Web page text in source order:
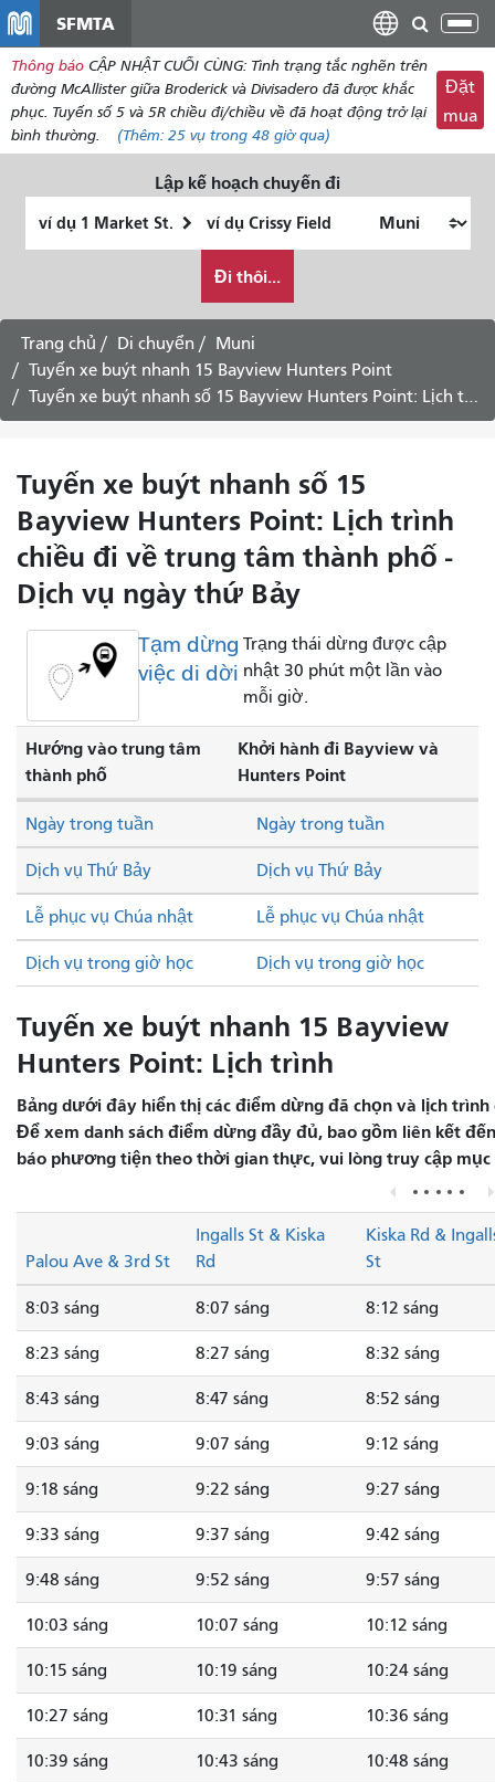
dung
SFMTA
Thông báo CẬP NHẬT CUỐI CÙNG: Tình trạng tắc nghẽn trên
đường McAllister giữa Broderick và Divisadero đã được khắc
phục. Tuyến số 5 và 5R chiều đi/chiều về đã hoạt động trở lại
bình thường.
(Thêm: 25 vụ trong 48 giờ qua)
Đặt
mua
Lập kế hoạch chuyến đi
thúc
muốn
đi
du
lịch
như
thế
Đi thôi...
Trang chủ Di chuyển
Muni
Tuyến xe buýt nhanh 15 Bayview Hunters Point
Tuyến xe buýt nhanh số 15 Bayview Hunters Point: Lịch trình chiều đi về trung tâm thành phố - Dịch vụ ngày thứ Bảy
Tuyến xe buýt nhanh số 15
Bayview Hunters Point: Lịch trình
chiều đi về trung tâm thành phố -
Dịch vụ ngày thứ Bảy
Tạm dừng
việc di dời
Trạng thái dừng được cập
nhật 30 phút một lần vào
mỗi giờ.
Hướng vào trung tâm
thành phố
Khởi hành đi Bayview và
Hunters Point
Dịch vụ Thứ Bảy Dịch vụ Thứ Bảy
Lễ phục vụ Chúa nhật Lễ phục vụ Chúa nhật
Ngày trong tuần Ngày trong tuần
Dịch vụ trong giờ học Dịch vụ trong giờ học
Tuyến xe buýt nhanh 15 Bayview
Hunters Point: Lịch trình
Bảng dưới đây hiển thị các điểm dừng đã chọn và lịch
Để xem danh sách điểm dừng đầy đủ, bao gồm liên kết
báo phương tiện theo thời gian thực, vui lòng truy cập mục
Palou Ave & 3rd St
Ingalls St & Kiska
Rd
Kiska Rd &
St
8:03 sáng 8:07 sáng 8:12 sáng
8:23 sáng 8:27 sáng 8:32 sáng
8:43 sáng 8:47 sáng 8:52 sáng
9:03 sáng 9:07 sáng 9:12 sáng
9:18 sáng 9:22 sáng 9:27 sáng
9:33 sáng 9:37 sáng 9:42 sáng
9:48 sáng 9:52 sáng 9:57 sáng
10:03 sáng 10:07 sáng 10:12 sáng
10:15 sáng 10:19 sáng 10:24 sáng
10:27 sáng 10:31 sáng 10:36 sáng
10:39 sáng 10:43 sáng 10:48 sáng